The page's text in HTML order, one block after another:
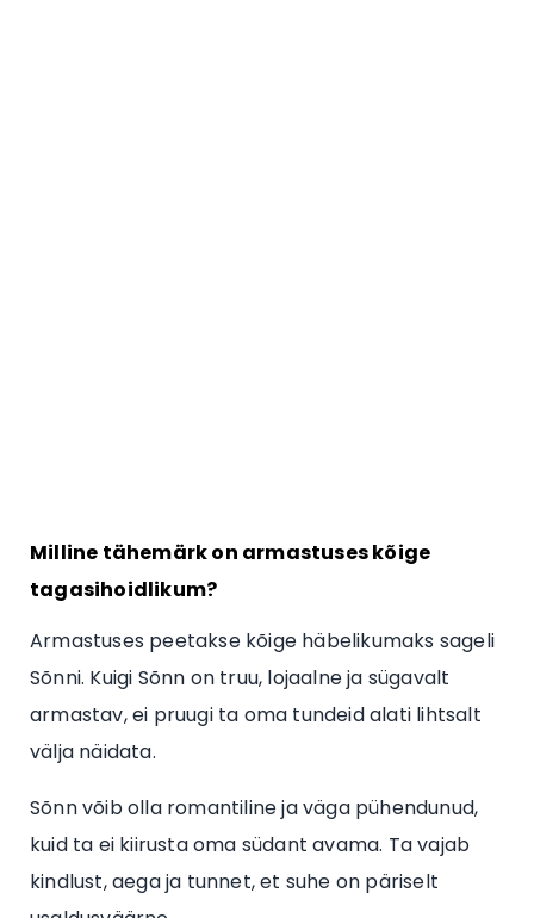
Milline tähemärk on armastuses kõige
tagasihoidlikum?
Armastuses peetakse kõige häbelikumaks sageli
Sõnni. Kuigi Sõnn on truu, lojaalne ja sügavalt
armastav, ei pruugi ta oma tundeid alati lihtsalt
välja näidata.
Sõnn võib olla romantiline ja väga pühendunud,
kuid ta ei kiirusta oma südant avama. Ta vajab
kindlust, aega ja tunnet, et suhe on päriselt